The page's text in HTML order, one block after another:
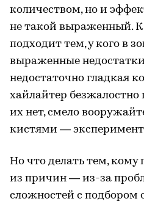
количеством, но и
не такой выраженный.
подходит тем, у кого в
выраженные
недостаточно гладкая
хайлайтер безжалостно
их нет, смело
кистями —
Но что делать тем, кому
из причин — из-за
сложностей с подбором